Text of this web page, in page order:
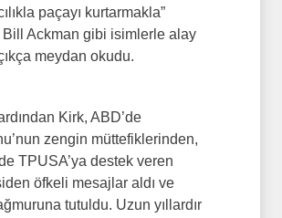
paçayı kurtarmakla”
Bill Ackman gibi isimlerle alay
meydan okudu.
Kirk, ABD’de
zengin müttefiklerinden,
TPUSA’ya destek veren
öfkeli mesajlar aldı ve
tutuldu. Uzun yıllardır